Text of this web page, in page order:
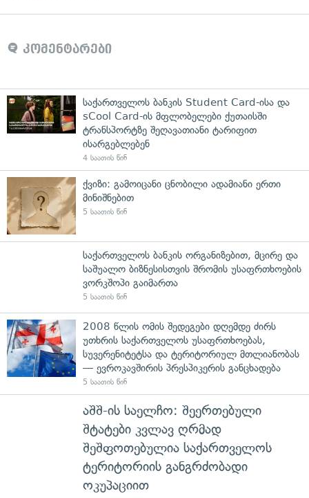
კომენტარები
საქართველოს ბანკის Student Card-ისა და
sCool Card-ის მფლობელები ქუთაისში
ტრანსპორტზე შეღავათიანი ტარიფით
ისარგებლებენ
4 საათის წინ
ქვიზი: გამოიცანი ცნობილი ადამიანი ერთი
მინიშნებით
5 საათის წინ
საქართველოს ბანკის ორგანიზებით, მცირე და
საშუალო ბიზნესისთვის შრომის უსაფრთხოების
ვორკშოპი გაიმართა
5 საათის წინ
2008 წლის ომის შედეგები დღემდე ძირს
უთხრის საქართველოს უსაფრთხოებას,
სუვერენიტეტსა და ტერიტორიულ მთლიანობას
— ევროკავშირის პრესპიკერის განცხადება
5 საათის წინ
აშშ-ის საელჩო: შეერთებული
შტატები კვლავ ღრმად
შეშფოთებულია საქართველოს
ტერიტორიის განგრძობადი
ოკუპაციით